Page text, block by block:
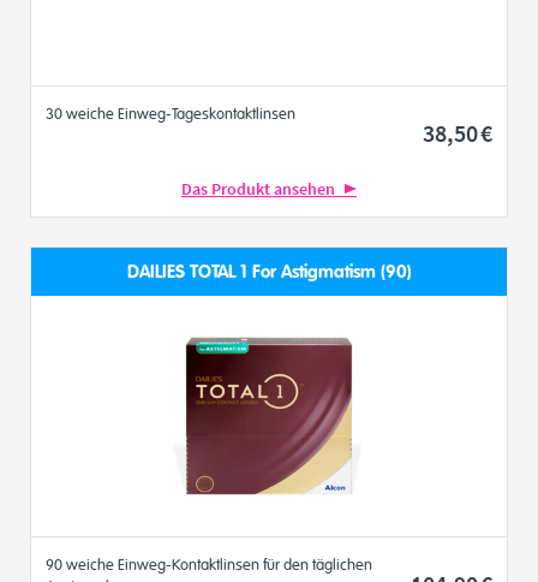
30 weiche Einweg-Tageskontaktlinsen
38,50€
Das Produkt ansehen
DAILIES TOTAL 1 For Astigmatism (90)
90 weiche Einweg-Kontaktlinsen für den täglichen